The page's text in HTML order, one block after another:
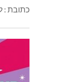
כתובת :